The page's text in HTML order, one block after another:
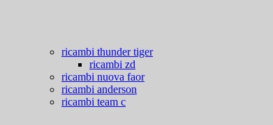
ricambi thunder tiger
ricambi zd
ricambi nuova faor
ricambi anderson
ricambi team c